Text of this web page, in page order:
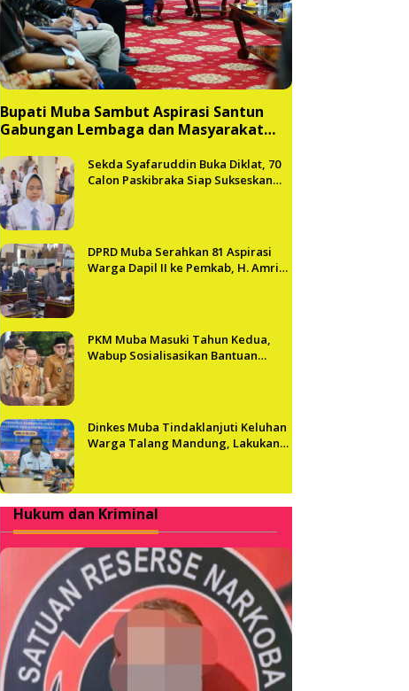
Bupati Muba Sambut Aspirasi Santun
Gabungan Lembaga dan Masyarakat
Sekda Syafaruddin Buka Diklat, 70
Calon Paskibraka Siap Sukseskan
DPRD Muba Serahkan 81 Aspirasi
Warga Dapil II ke Pemkab, H. Amri
PKM Muba Masuki Tahun Kedua,
Wabup Sosialisasikan Bantuan
Dinkes Muba Tindaklanjuti Keluhan
Warga Talang Mandung, Lakukan
Hukum dan Kriminal